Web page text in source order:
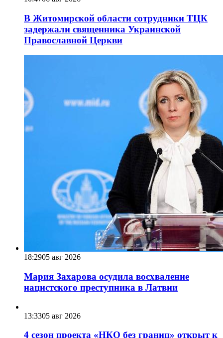
В Житомирской области сотрудники ТЦК
задержали священника Украинской
Православной Церкви
18:2905 авг 2026
Мария Захарова осудила восхваление
нацистского преступника в Латвии
13:3305 авг 2026
4 сезон проекта «НКО без границ» открыт к